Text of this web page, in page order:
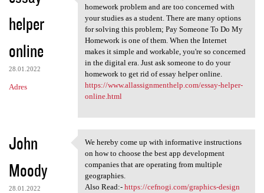
helper
online
28.01.2022
Adres
Don't be too concerned now if
homework problem and are too concerned with
your studies as a student. There are many options
for solving this problem; Pay Someone To Do My
Homework is one of them. When the Internet
makes it simple and workable, you're so concerned
in the digital era. Just ask someone to do your
homework to get rid of essay helper online.
https://www.allassignmenthelp.com/essay-helper-
online.html
John
Moody
28.01.2022
We hereby come up with
We hereby come up with informative instructions
on how to choose the best app development
companies that are operating from multiple
geographies.
Also Read:- https://cefnogi.com/graphics-design